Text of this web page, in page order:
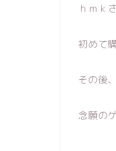
ｈｍｋ
初めて
その後
念願の